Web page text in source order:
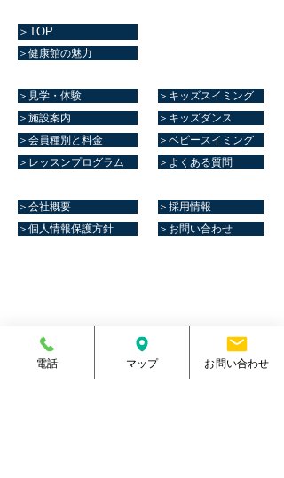
＞TOP
＞健康館の魅力
＞見学・体験
＞施設案内
＞会員種別と料金
＞レッスンプログラム
＞キッズスイミング
＞キッズダンス
＞ベビースイミング
＞よくある質問
＞会社概要
＞個人情報保護方針
＞採用情報
＞お問い合わせ
​営業時間
月～金／10:00～23:00
土 ／10:00～21:00
祝日 ／10:00～20:00
電話 マップ お問い合わせ